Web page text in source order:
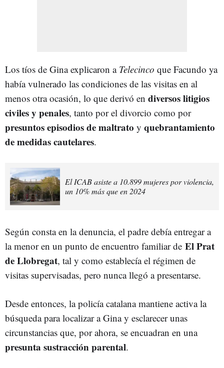
Los tíos de Gina explicaron a Telecinco que Facundo ya
había vulnerado las condiciones de las visitas en al
menos otra ocasión, lo que derivó en diversos litigios
civiles y penales, tanto por el divorcio como por
presuntos episodios de maltrato y quebrantamiento
de medidas cautelares.
El ICAB asiste a 10.899 mujeres por violencia,
un 10% más que en 2024
Según consta en la denuncia, el padre debía entregar a
la menor en un punto de encuentro familiar de El Prat
de Llobregat, tal y como establecía el régimen de
visitas supervisadas, pero nunca llegó a presentarse.
Desde entonces, la policía catalana mantiene activa la
búsqueda para localizar a Gina y esclarecer unas
circunstancias que, por ahora, se encuadran en una
presunta sustracción parental.